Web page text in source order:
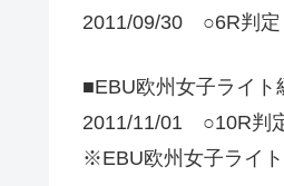
2011/09/30 ○6R判定
■EBU欧州女子ライト
2011/11/01 ○10R判
※EBU欧州女子ライ